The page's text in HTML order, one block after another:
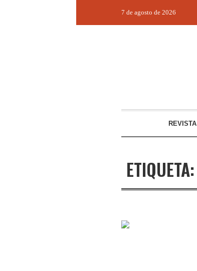
7 de agosto de 2026
REVISTA
ETIQUETA: